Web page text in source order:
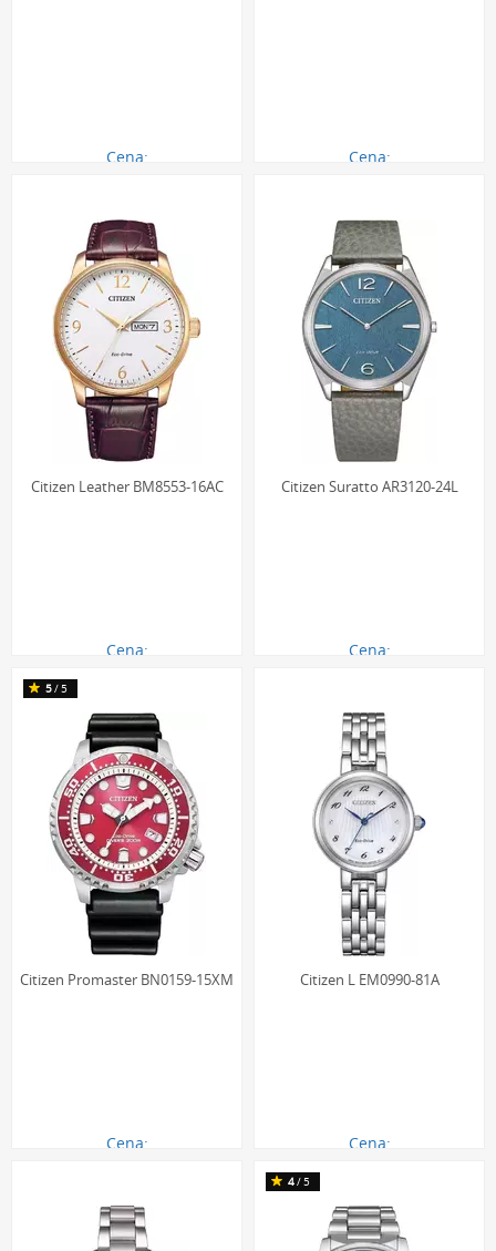
Cena:
Cena:
Citizen Leather BM8553-16AC
Cena:
Citizen Suratto AR3120-24L
Cena:
Citizen Promaster BN0159-15XM
Cena:
5/5
Citizen L EM0990-81A
Cena:
4/5